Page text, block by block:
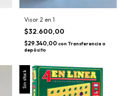
Visor 2 en 1
$32.600,00
$29.340,00 con Transferencia o
depósito
Sin stock